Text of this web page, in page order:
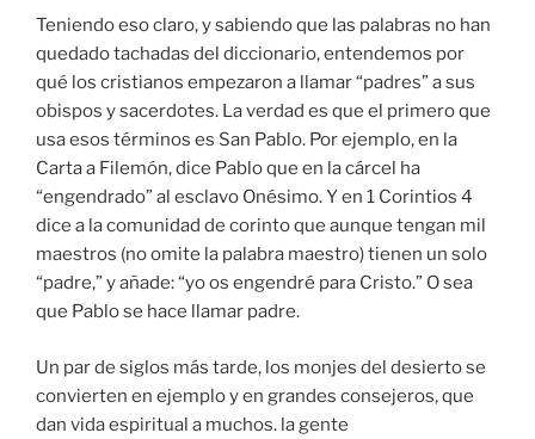
Teniendo eso claro, y sabiendo que las palabras no han
quedado tachadas del diccionario, entendemos por
qué los cristianos empezaron a llamar “padres” a sus
obispos y sacerdotes. La verdad es que el primero que
usa esos términos es San Pablo. Por ejemplo, en la
Carta a Filemón, dice Pablo que en la cárcel ha
“engendrado” al esclavo Onésimo. Y en 1 Corintios 4
dice a la comunidad de corinto que aunque tengan mil
maestros (no omite la palabra maestro) tienen un solo
“padre,” y añade: “yo os engendré para Cristo.” O sea
que Pablo se hace llamar padre.
Un par de siglos más tarde, los monjes del desierto se
convierten en ejemplo y en grandes consejeros, que
dan vida espiritual a muchos. la gente